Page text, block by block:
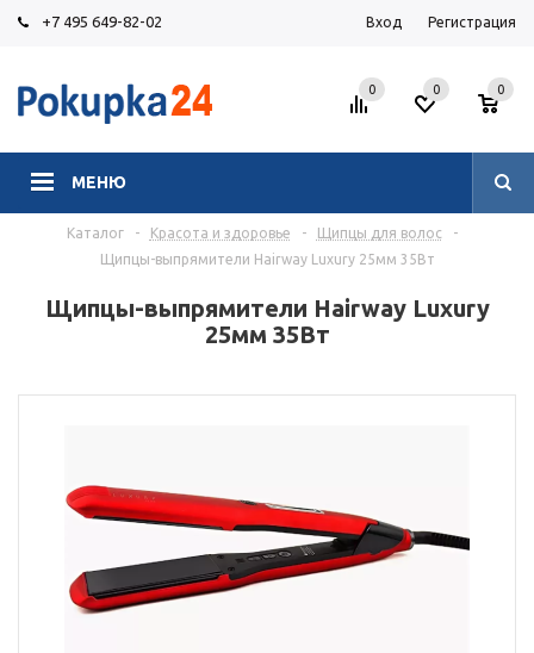
+7 495 649-82-02 Вход Регистрация
МЕНЮ
0 0
0
Каталог - Красота и здоровье - Щипцы для волос
-
Щипцы-выпрямители Hairway Luxury 25мм 35Вт
Щипцы-выпрямители Hairway Luxury
25мм 35Вт